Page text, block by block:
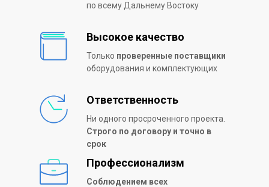
по всему Дальнему Востоку
Ни одного просроченного проекта.
Строго по договору и точно в
срок
Ответственность
Профессионализм
Соблюдением всех
Только проверенные поставщики
оборудования и комплектующих
Высокое качество